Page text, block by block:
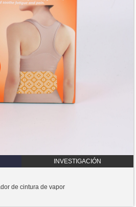
INVESTIGACIÓN
de cintura de vapor